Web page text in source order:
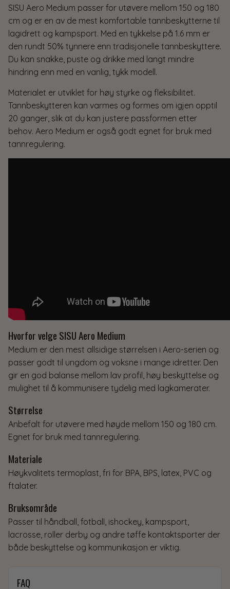
SISU Aero Medium passer for utøvere mellom 150 og 180
cm og er en av de mest komfortable tannbeskytterne til
lagidrett og kampsport. Med en tykkelse på 1.6 mm er
den rundt 50% tynnere enn tradisjonelle tannbeskyttere.
Du kan snakke, puste og drikke med langt mindre
hindring enn med en vanlig, tykk modell.
Materialet er utviklet for høy styrke og fleksibilitet.
Tannbeskytteren kan varmes og formes om igjen opptil
20 ganger, slik at du kan justere passformen etter
behov. Aero Medium er også godt egnet for bruk med
tannregulering.
Hvorfor velge SISU Aero Medium
Medium er den mest allsidige størrelsen i Aero-serien og
passer godt til ungdom og voksne i mange idretter. Den
gir en god balanse mellom lav profil, høy beskyttelse og
mulighet til å kommunisere tydelig med lagkamerater.
Størrelse
Anbefalt for utøvere med høyde mellom 150 og 180 cm.
Egnet for bruk med tannregulering.
Materiale
Høykvalitets termoplast, fri for BPA, BPS, latex, PVC og
ftalater.
Bruksområde
Passer til håndball, fotball, ishockey, kampsport,
lacrosse, roller derby og andre tøffe kontaktsporter der
både beskyttelse og kommunikasjon er viktig.
FAQ